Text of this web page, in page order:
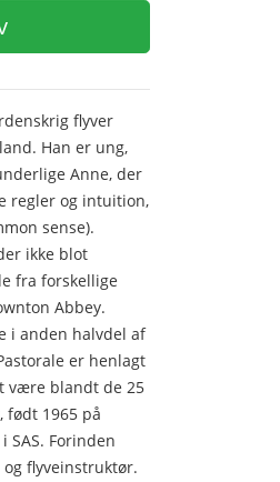
flyver
Han er ung,
Anne, der
regler og intuition,
sense).
ikke blot
fra forskellige
Abbey.
i anden halvdel af
er henlagt
være blandt de 25
født 1965 på
Forinden
flyveinstruktør.